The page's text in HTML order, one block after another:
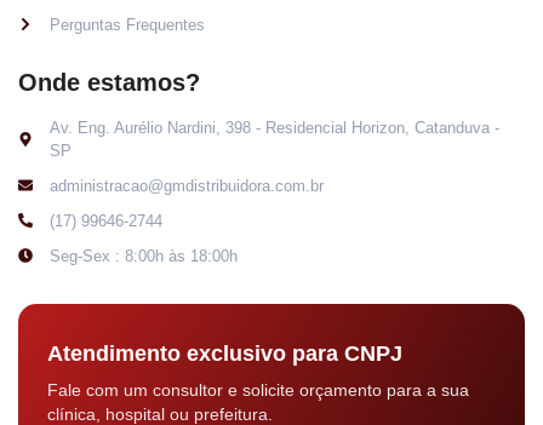
Perguntas Frequentes
Onde estamos?
Av. Eng. Aurélio Nardini, 398 - Residencial Horizon, Catanduva -
SP
administracao@gmdistribuidora.com.br
(17) 99646-2744
Seg-Sex : 8:00h às 18:00h
Atendimento exclusivo para CNPJ
Fale com um consultor e solicite orçamento para a sua
clínica, hospital ou prefeitura.